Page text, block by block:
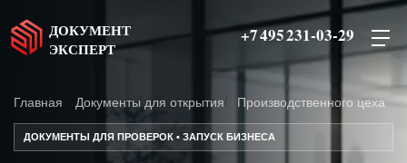
ДОКУМЕНТ
ЭКСПЕРТ
+7 495 231-03-29
Главная Документы для открытия Производственного цеха
ДОКУМЕНТЫ ДЛЯ ПРОВЕРОК • ЗАПУСК БИЗНЕСА